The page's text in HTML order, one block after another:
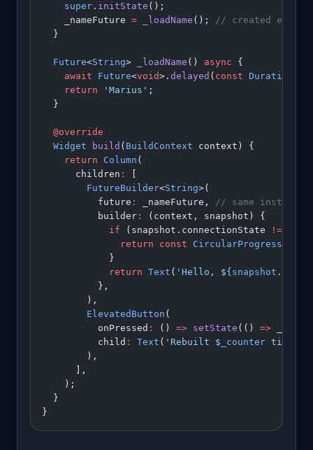
    super
. initState ();
    _nameFuture
= _loadName ();
// created
  }
  Future
<String> _loadName () async {
    await
Future<void>. delayed ( const Duration
    return
'Marius' ;
  }
  @override
  Widget
build ( BuildContext context) {
    return
Column (
      children
:
        FutureBuilder
<String>(
          future
: _nameFuture,
// same instance
          builder
:
(context, snapshot) {
            if
(snapshot.connectionState !=
              return
const
            }
            return
Text ( 'Hello, ${ snapshot .
          },
        ),
        ElevatedButton
(
          onPressed
: () => setState (() =>
          child
: Text ( 'Rebuilt $ _counter times'
        ),
      ],
    );
  }
}